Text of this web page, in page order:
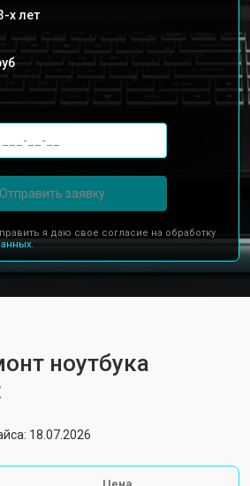
х лет
Отправить заявку
я даю свое согласие на обработку
ноутбука
18.07.2026